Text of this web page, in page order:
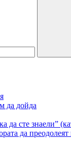
да дойда
да сте знаели”
да